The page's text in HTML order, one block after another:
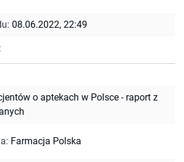
08.06.2022, 22:49
o aptekach w Polsce - raport z
: Farmacja Polska